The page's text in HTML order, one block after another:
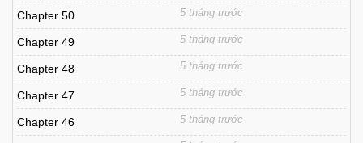
Chapter 50 5 tháng trước
Chapter 49 5 tháng trước
Chapter 48 5 tháng trước
Chapter 47 5 tháng trước
Chapter 46 5 tháng trước